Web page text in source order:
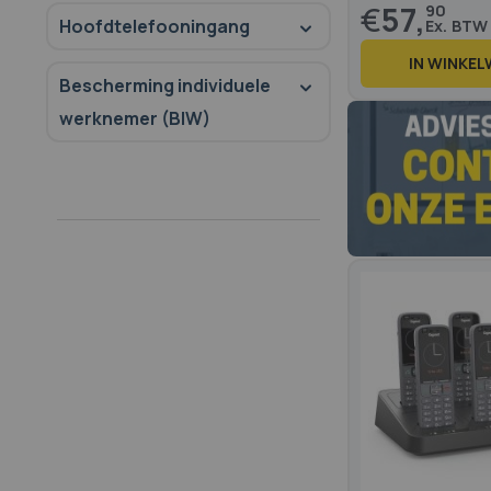
70
% of100
€57, 90
IN
Hoofdtelefooningang
Bescherming individuele
werknemer (BIW)